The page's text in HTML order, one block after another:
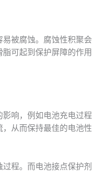
被腐蚀。腐蚀性积聚
可起到保护屏障的作
响，例如电池充电过
从而保持最佳的电池性
程。而电池接点保护